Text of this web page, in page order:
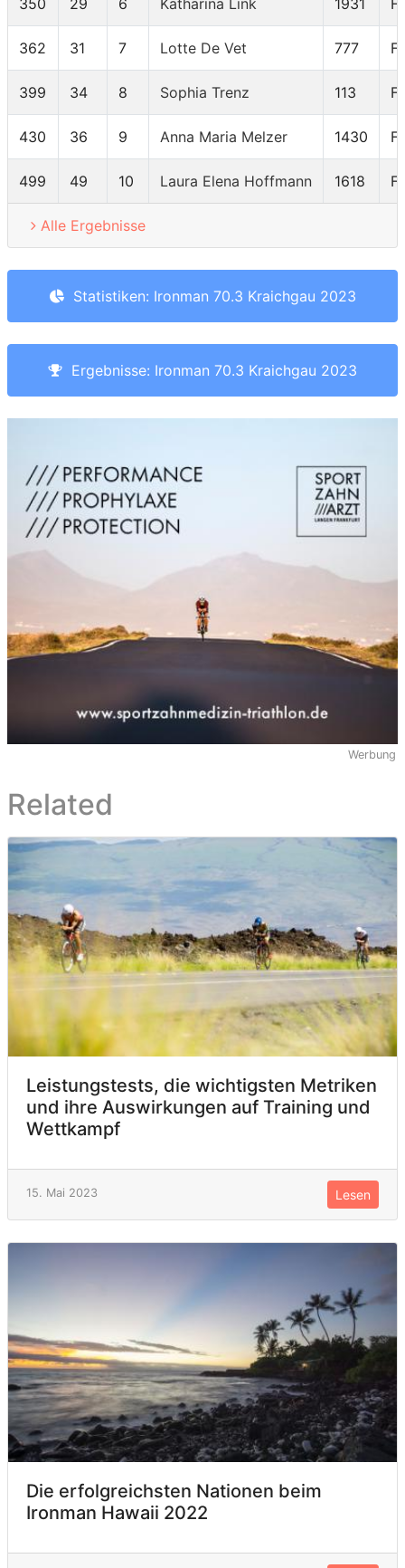
350 29 6 Katharina Link 1931
362 31 7 Lotte De Vet 777
399 34 8 Sophia Trenz 113
430 36 9 Anna Maria Melzer 1430
499 49 10 Laura Elena Hoffmann 1618
Alle Ergebnisse
Statistiken: Ironman 70.3 Kraichgau 2023
Ergebnisse: Ironman 70.3 Kraichgau 2023
Werbung
Related
Leistungstests, die wichtigsten Metriken
und ihre Auswirkungen auf Training und
Wettkampf
15. Mai 2023 Lesen
Die erfolgreichsten Nationen beim
Ironman Hawaii 2022